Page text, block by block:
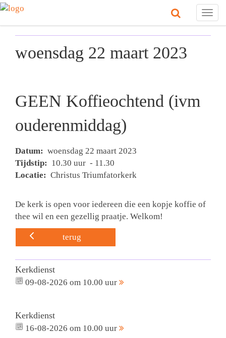
woensdag 22 maart 2023
GEEN Koffieochtend (ivm
ouderenmiddag)
Datum: woensdag 22 maart 2023
Tijdstip: 10.30 uur - 11.30
Locatie: Christus Triumfatorkerk
De kerk is open voor iedereen die een kopje koffie of
thee wil en een gezellig praatje. Welkom!
terug
Kerkdienst
09-08-2026 om 10.00 uur
Kerkdienst
16-08-2026 om 10.00 uur